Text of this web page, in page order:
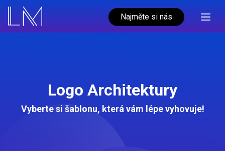
Najměte si nás
Logo Architektury
Vyberte si šablonu, která vám lépe vyhovuje!